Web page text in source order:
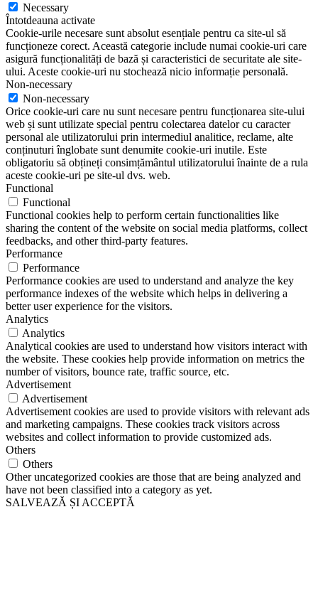
Necessary
Întotdeauna activate
Cookie-urile necesare sunt absolut esențiale pentru ca site-ul să
funcționeze corect. Această categorie include numai cookie-uri care
asigură funcționalități de bază și caracteristici de securitate ale site-
ului. Aceste cookie-uri nu stochează nicio informație personală.
Non-necessary
Non-necessary
Orice cookie-uri care nu sunt necesare pentru funcționarea site-ului
web și sunt utilizate special pentru colectarea datelor cu caracter
personal ale utilizatorului prin intermediul analitice, reclame, alte
conținuturi înglobate sunt denumite cookie-uri inutile. Este
obligatoriu să obțineți consimțământul utilizatorului înainte de a rula
aceste cookie-uri pe site-ul dvs. web.
Functional
Functional
Functional cookies help to perform certain functionalities like
sharing the content of the website on social media platforms, collect
feedbacks, and other third-party features.
Performance
Performance
Performance cookies are used to understand and analyze the key
performance indexes of the website which helps in delivering a
better user experience for the visitors.
Analytics
Analytics
Analytical cookies are used to understand how visitors interact with
the website. These cookies help provide information on metrics the
number of visitors, bounce rate, traffic source, etc.
Advertisement
Advertisement
Advertisement cookies are used to provide visitors with relevant ads
and marketing campaigns. These cookies track visitors across
websites and collect information to provide customized ads.
Others
Others
Other uncategorized cookies are those that are being analyzed and
have not been classified into a category as yet.
SALVEAZĂ ȘI ACCEPTĂ